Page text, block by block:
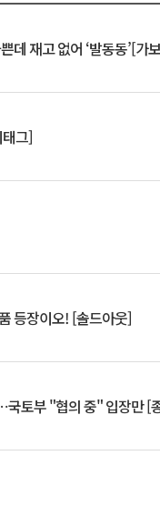
데 재고 없어 ‘발동동’[가
그]
등장이오! [솔드아웃]
토부 "협의 중" 입장만 [